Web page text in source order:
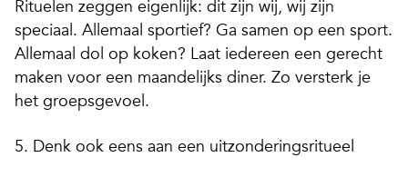
Rituelen zeggen eigenlijk: dit zijn wij, wij zijn
speciaal. Allemaal sportief? Ga samen op een sport.
Allemaal dol op koken? Laat iedereen een gerecht
maken voor een maandelijks diner. Zo versterk je
het groepsgevoel.
5. Denk ook eens aan een uitzonderingsritueel